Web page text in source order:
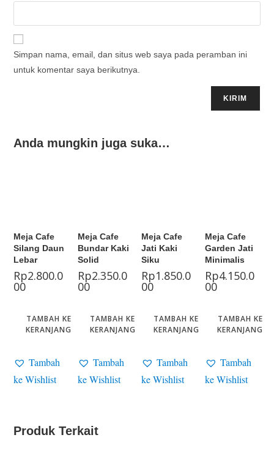
Simpan nama, email, dan situs web saya pada peramban ini
untuk komentar saya berikutnya.
Anda mungkin juga suka…
Meja Cafe
Silang Daun
Lebar
Rp2.800.0
00
TAMBAH KE
KERANJANG
Tambah
ke Wishlist
Meja Cafe
Bundar Kaki
Solid
Rp2.350.0
00
TAMBAH KE
KERANJANG
Tambah
ke Wishlist
Meja Cafe
Jati Kaki
Siku
Rp1.850.0
00
TAMBAH KE
KERANJANG
Tambah
ke Wishlist
Meja Cafe
Garden Jati
Minimalis
Rp4.150.0
00
TAMBAH KE
KERANJANG
Tambah
ke Wishlist
Produk Terkait